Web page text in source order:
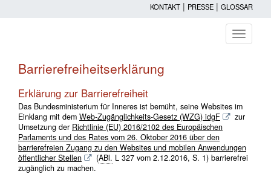
KONTAKT | PRESSE | GLOSSAR
ein-/
Barrierefreiheitserklärung
Erklärung zur Barrierefreiheit
Das Bundesministerium für Inneres ist bemüht, seine Websites im
Einklang mit dem Web-Zugänglichkeits-Gesetz (WZG) idgF
zur
Umsetzung der Richtlinie (EU) 2016/2102 des Europäischen
Parlaments und des Rates vom 26. Oktober 2016 über den
barrierefreien Zugang zu den Websites und mobilen Anwendungen
öffentlicher Stellen
(ABl. L 327 vom 2.12.2016, S. 1) barrierefrei
zugänglich zu machen.